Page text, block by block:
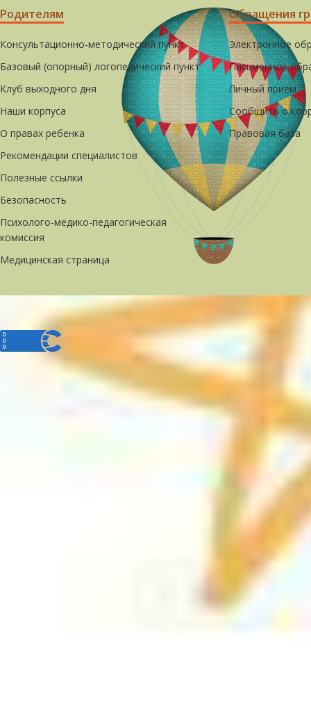
Родителям
Консультационно-методический пункт
Базовый (опорный) логопедический пункт
Клуб выходного дня
Наши корпуса
О правах ребенка
Рекомендации специалистов
Полезные ссылки
Безопасность
Психолого-медико-педагогическая
комиссия
Медицинская страница
Обращения
Электронное
Письменное
Личный прием
Сообщить о
Правовая база